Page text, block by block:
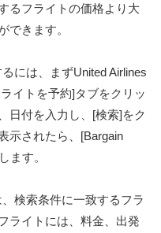
るフライトの価格より大
できます。
には、まずUnited Airlines
イトを予約]タブをクリッ
日付を入力し、[検索]をク
示されたら、[Bargain
ます。
検索条件に一致するフラ
ライトには、料金、出発